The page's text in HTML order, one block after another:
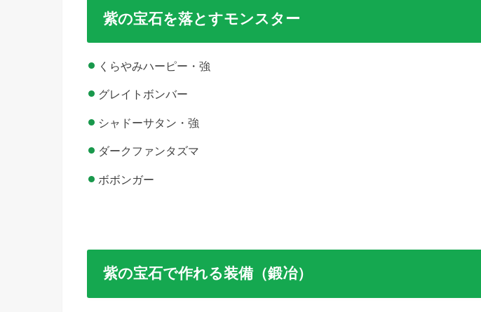
紫の宝石を落とすモンスター
くらやみハーピー・強
グレイトボンバー
シャドーサタン・強
ダークファンタズマ
ボボンガー
紫の宝石で作れる装備（鍛冶）